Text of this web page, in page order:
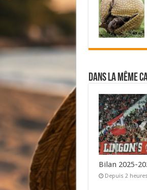
Dans la même
Bilan 2025-
Depuis 2 heures